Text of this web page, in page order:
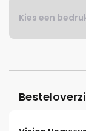
Kies een